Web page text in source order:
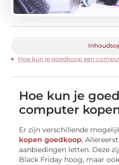
Hoe kun je goedkoop een
Hoe kun je
computer
Er zijn verschillende
kopen goedkoop,
aanbiedingen letten. Deze
Black Friday hoog, maar